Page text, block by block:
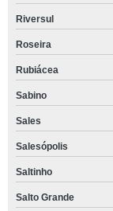
Riversul
Roseira
Rubiácea
Sabino
Sales
Salesópolis
Saltinho
Salto Grande